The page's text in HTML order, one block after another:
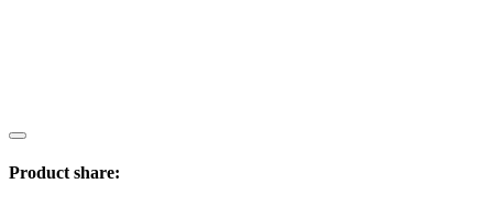
Product share: